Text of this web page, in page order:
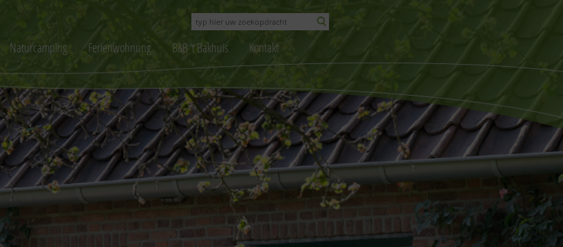
Naturcamping Ferienwohnung B&B ‘t Bakhuis Kontakt